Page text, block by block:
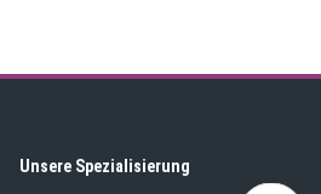
Unsere Spezialisierung